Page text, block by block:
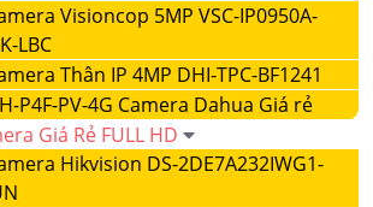
Visioncop 5MP VSC-IP0950A-
LBC
Thân IP 4MP DHI-TPC-BF1241
P4F-PV-4G Camera Dahua Giá rẻ
Giá Rẻ FULL HD
Hikvision DS-2DE7A232IWG1-